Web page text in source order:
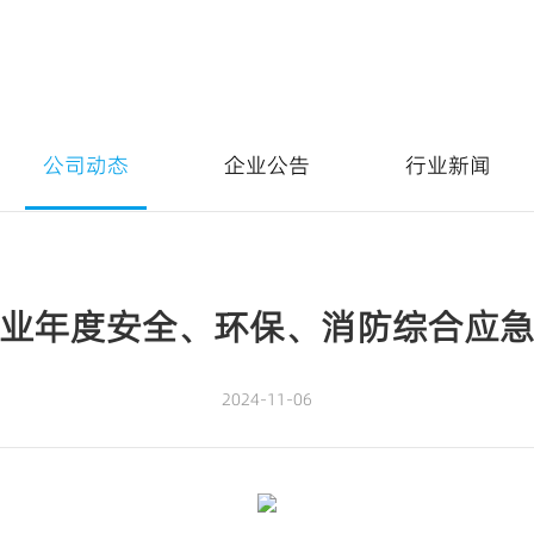
公司动态 企业公告 行业新闻
年度安全、环保、消防综合应
2024-11-06